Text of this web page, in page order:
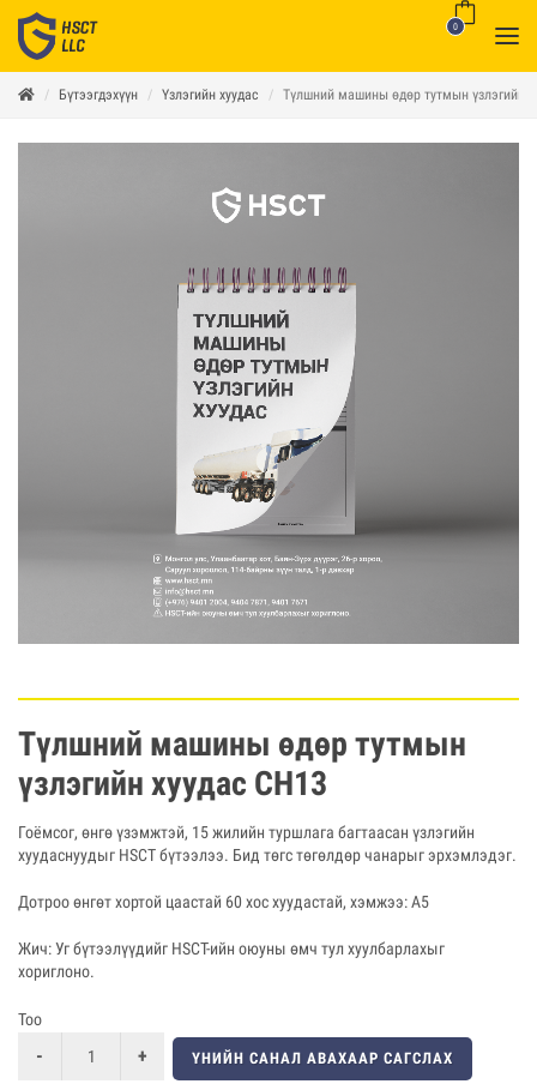
0
Бүтээгдэхүүн Үзлэгийн хуудас Түлшний машины өдөр тутмын үзлэгийн
Түлшний машины өдөр тутмын
үзлэгийн хуудас CH13
Гоёмсог, өнгө үзэмжтэй, 15 жилийн туршлага багтаасан үзлэгийн
хуудаснуудыг HSCT бүтээлээ. Бид төгс төгөлдөр чанарыг эрхэмлэдэг.
Дотроо өнгөт хортой цаастай 60 хос хуудастай, хэмжээ: А5
Жич: Уг бүтээлүүдийг HSCT-ийн оюуны өмч тул хуулбарлахыг
хориглоно.
Тоо
ҮНИЙН САНАЛ АВАХААР САГСЛАХ